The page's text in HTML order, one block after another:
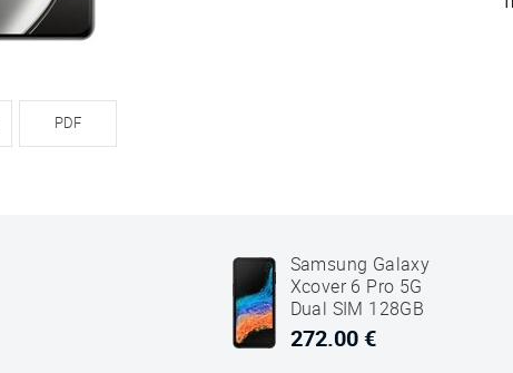
PDF
Samsung Galaxy
Xcover 6 Pro 5G
Dual SIM 128GB
6GB RAM SM-G736
Sort
272.00 €